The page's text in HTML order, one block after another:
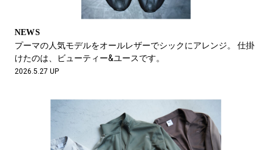
NEWS
プーマの人気モデルをオールレザーでシックにアレンジ。 仕掛
けたのは、ビューティー&ユースです。
2026.5.27 UP